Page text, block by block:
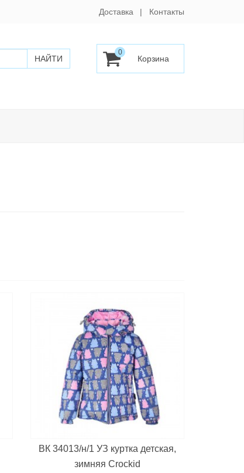
Доставка Контакты
0
ВК 34013/н/1 УЗ куртка детская,
зимняя Crockid